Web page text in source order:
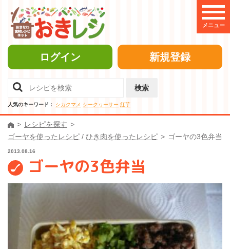
メニュー
ログイン 新規登録
検索
人気のキーワード： シカクマメ シークヮーサー 紅芋
レシピを探す
ゴーヤを使ったレシピ / ひき肉を使ったレシピ ゴーヤの3色弁当
2013.08.16
ゴーヤの3色弁当